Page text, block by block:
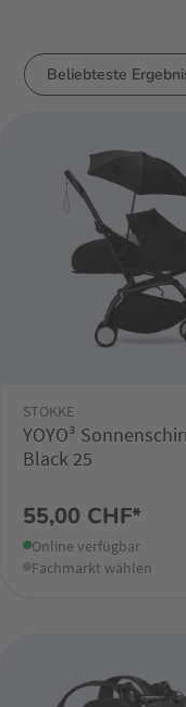
STOKKE
YOYO³
Black 25
55,00 CHF*
Online verfügbar
Fachmarkt wählen